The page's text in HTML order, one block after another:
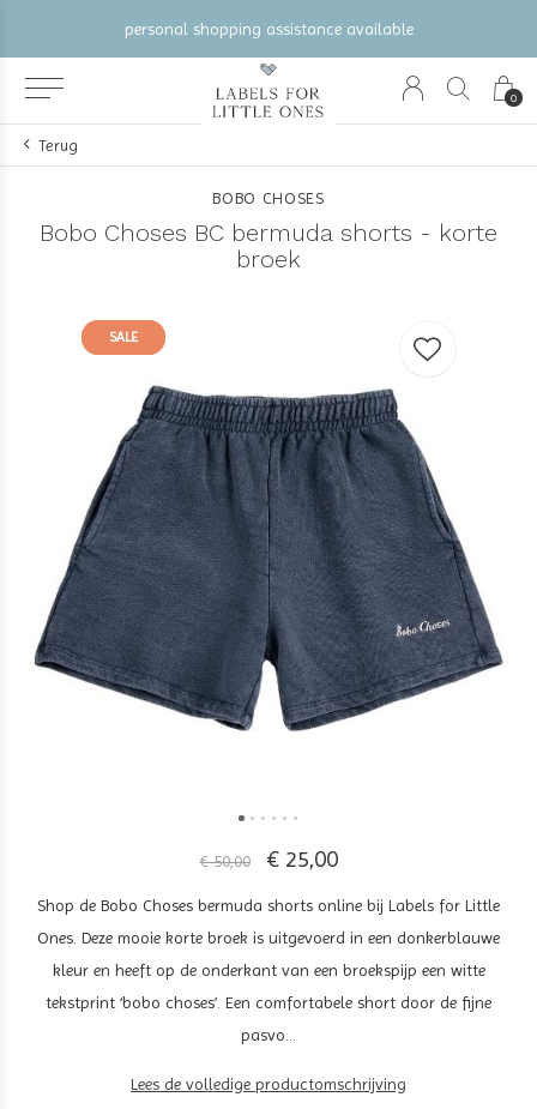
0
personal shopping assistance available
Terug
BOBO CHOSES
Bobo Choses BC bermuda shorts - korte
broek
SALE
SALE
€ 50,00 € 25,00
Shop de Bobo Choses bermuda shorts online bij Labels for Little
Ones. Deze mooie korte broek is uitgevoerd in een donkerblauwe
kleur en heeft op de onderkant van een broekspijp een witte
tekstprint ‘bobo choses’. Een comfortabele short door de fijne
pasvo...
Lees de volledige productomschrijving